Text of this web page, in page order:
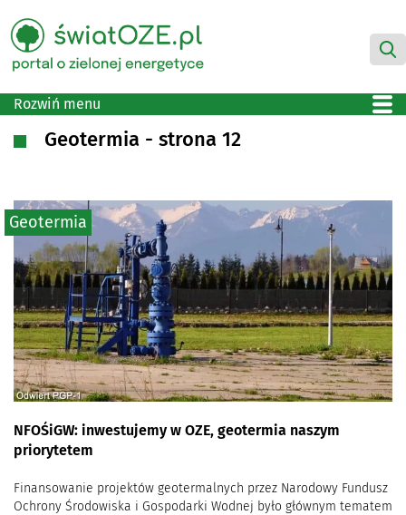
Rozwiń menu
Geotermia - strona 12
NFOŚiGW: inwestujemy w OZE, geotermia naszym
priorytetem
Finansowanie projektów geotermalnych przez Narodowy Fundusz
Ochrony Środowiska i Gospodarki Wodnej było głównym tematem
Geotermia